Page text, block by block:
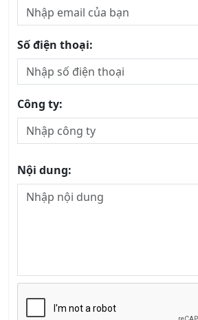
Số điện thoại:
Công ty:
Nội dung: